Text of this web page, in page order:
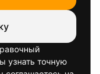
узнать точную